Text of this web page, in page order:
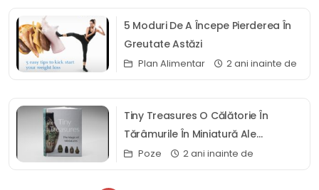
5 Moduri De A Începe Pierderea În
Greutate Astăzi
Plan Alimentar 2 ani inainte de
Tiny Treasures O Călătorie În
Tărâmurile În Miniatură Ale
Minunilor
Poze 2 ani inainte de